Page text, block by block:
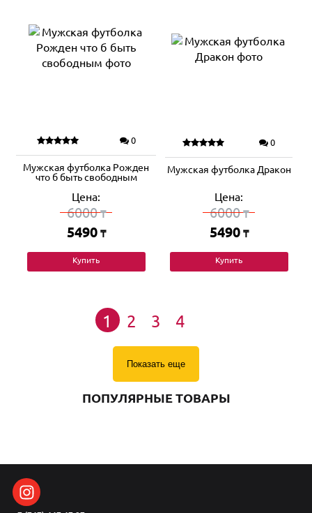
0
Мужская футболка Рожден
что б быть свободным
Цена:
6000₸
5490 ₸
Купить
0
Мужская футболка Дракон
Цена:
6000₸
5490 ₸
Купить
1 2 3 4
Показать еще
ПОПУЛЯРНЫЕ ТОВАРЫ